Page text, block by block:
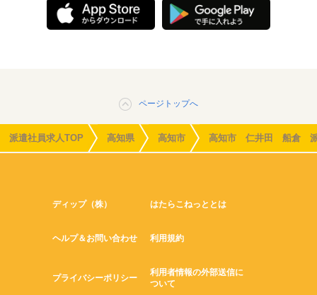
ページトップへ
派遣社員求人TOP 高知県 高知市 高知市 仁井田 船倉 派
ディップ（株） はたらこねっととは
ヘルプ＆お問い合わせ 利用規約
プライバシーポリシー
利用者情報の外部送信に
ついて